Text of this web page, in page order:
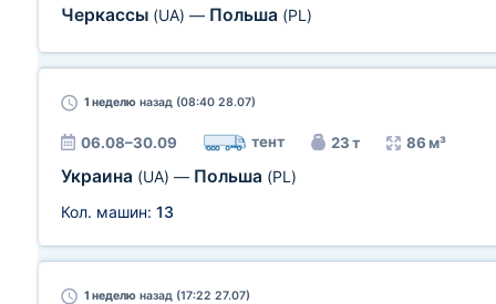
Черкассы (UA) — Польша (PL)
1 неделю назад (08:40 28.07)
06.08–30.09 тент 23 т 86 м³
Украина (UA) — Польша (PL)
Кол. машин: 13
1 неделю назад (17:22 27.07)